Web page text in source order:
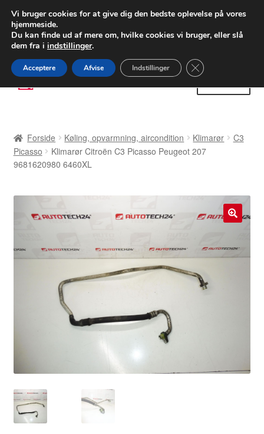
LEVERING fra 55 kr.
FEDEX verdensomspændende forsendelse
80 82 72 02
Spring
til
Spring
til
Betalinger
Om os
Forside Køling, opvarmning, aircondition Klimarør
C3
Picasso
Klimarør Citroën C3 Picasso Peugeot 207
9681620980 6460XL
Vi bruger cookies for at give dig den bedste oplevelse på vores
hjemmeside.
Du kan finde ud af mere om, hvilke cookies vi bruger, eller slå
dem fra i indstillinger.
Acceptere Afvise Indstillinger Close GDPR